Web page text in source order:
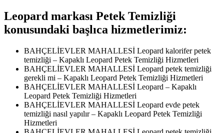
Leopard markası Petek Temizliği
konusundaki başlıca hizmetlerimiz:
BAHÇELİEVLER MAHALLESİ Leopard kalorifer petek
temizliği – Kapaklı Leopard Petek Temizliği Hizmetleri
BAHÇELİEVLER MAHALLESİ Leopard petek temizliği
gerekli mi – Kapaklı Leopard Petek Temizliği Hizmetleri
BAHÇELİEVLER MAHALLESİ Leopard – Kapaklı
Leopard Petek Temizliği Hizmetleri
BAHÇELİEVLER MAHALLESİ Leopard evde petek
temizliği nasıl yapılır – Kapaklı Leopard Petek Temizliği
Hizmetleri